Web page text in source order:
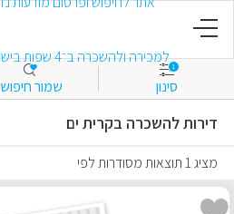
פרסום מודעה
התחבר
1
סינון שמור חיפוש
דירות להשכרה בקרית ים
מציג 1 תוצאות מסודרות לפי